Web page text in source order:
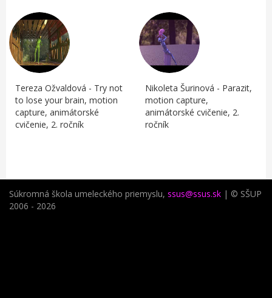
Tereza Ožvaldová - Try not
to lose your brain, motion
capture, animátorské
cvičenie, 2. ročník
Nikoleta Šurinová - Parazit,
motion capture,
animátorské cvičenie, 2.
ročník
Súkromná škola umeleckého priemyslu, ssus@ssus.sk | © SŠUP
2006 - 2026